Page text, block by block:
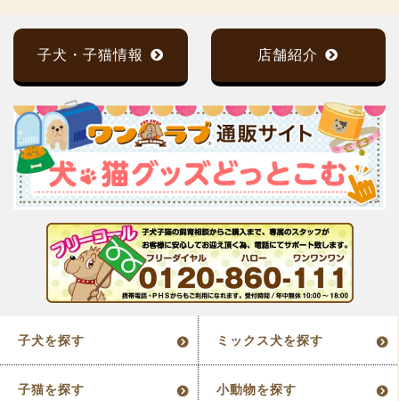
子犬・子猫情報 店舗紹介
子犬を探す ミックス犬を探す
子猫を探す 小動物を探す